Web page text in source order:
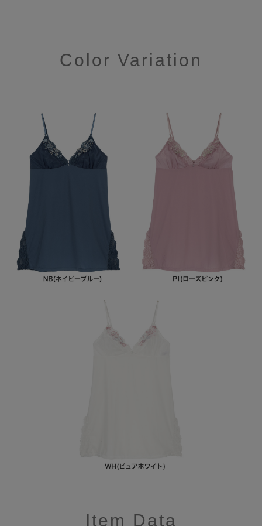
Color Variation
Item Data